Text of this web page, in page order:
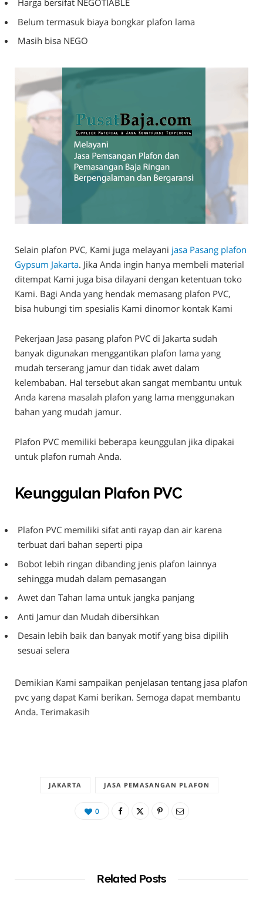
Harga bersifat NEGOTIABLE
Belum termasuk biaya bongkar plafon lama
Masih bisa NEGO
Selain plafon PVC, Kami juga melayani jasa Pasang plafon
Gypsum Jakarta. Jika Anda ingin hanya membeli material
ditempat Kami juga bisa dilayani dengan ketentuan toko
Kami. Bagi Anda yang hendak memasang plafon PVC,
bisa hubungi tim spesialis Kami dinomor kontak Kami
Pekerjaan Jasa pasang plafon PVC di Jakarta sudah
banyak digunakan menggantikan plafon lama yang
mudah terserang jamur dan tidak awet dalam
kelembaban. Hal tersebut akan sangat membantu untuk
Anda karena masalah plafon yang lama menggunakan
bahan yang mudah jamur.
Plafon PVC memiliki beberapa keunggulan jika dipakai
untuk plafon rumah Anda.
Keunggulan Plafon PVC
Plafon PVC memiliki sifat anti rayap dan air karena
terbuat dari bahan seperti pipa
Bobot lebih ringan dibanding jenis plafon lainnya
sehingga mudah dalam pemasangan
Awet dan Tahan lama untuk jangka panjang
Anti Jamur dan Mudah dibersihkan
Desain lebih baik dan banyak motif yang bisa dipilih
sesuai selera
Demikian Kami sampaikan penjelasan tentang jasa plafon
pvc yang dapat Kami berikan. Semoga dapat membantu
Anda. Terimakasih
JAKARTA JASA PEMASANGAN PLAFON
0
Related Posts